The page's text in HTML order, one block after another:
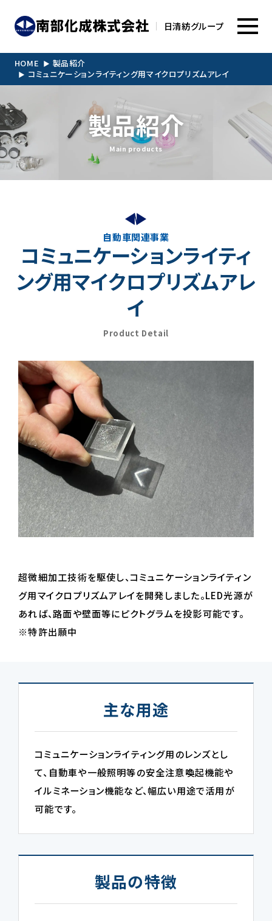
日清紡グループ
HOME
製品紹介
コミュニケーションライティング用マイクロプリズムアレイ
製品紹介
Main products
自動車関連事業
コミュニケーションライティ
ング用マイクロプリズムアレ
イ
Product Detail
超微細加工技術を駆使し、コミュニケーションライティン
グ用マイクロプリズムアレイを開発しました。LED光源が
あれば、路面や壁面等にピクトグラムを投影可能です。
※特許出願中
主な用途
コミュニケーションライティング用のレンズとし
て、自動車や一般照明等の安全注意喚起機能や
イルミネーション機能など、幅広い用途で活用が
可能です。
製品の特徴